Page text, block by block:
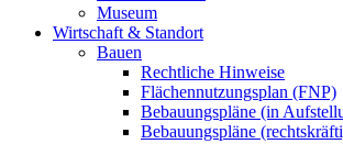
Museum
Wirtschaft & Standort
Bauen
Rechtliche Hinweise
Flächennutzungsplan (FNP)
Bebauungspläne (in
Bebauungspläne